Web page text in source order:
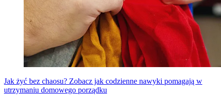
Jak żyć bez chaosu? Zobacz jak codzienne nawyki pomagają w
utrzymaniu domowego porządku